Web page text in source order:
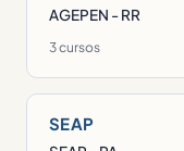
AGEPEN - RR
3 cursos
SEAP